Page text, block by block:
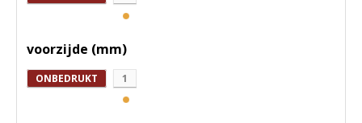
voorzijde (mm)
ONBEDRUKT 1